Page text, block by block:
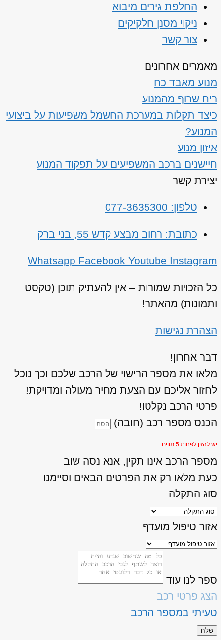
החלפת גירים מיבוא
ניקוי מסנן חלקיקים
צור קשר
מאמרים אחרונים
מנוע מאבד כח
ריח שרוף מהמנוע
כיצד תקלות במערכת החשמל משפיעות על ביצועי
המנוע?
איזון מנוע
חיישנים ברכב המשפיעים על תפקוד המנוע
יצירת קשר
טלפון: 077-3635300
כתובת: רחוב מבצע קדש 55, בני ברק
Whatsapp Facebook Youtube Instagram
כל הזכויות שמורות – אין להעתיק תוכן (טקסט
ותמונות) מהאתר!
הצהרת נגישות
דבר אחרון!
מלאו את מספר הרישוי של הרכב שלכם וכך נוכל
לחזור אליכם עם הצעת מחיר מעולה ומדויקת!
פרטי הרכב נקלטו!
הכנס מספר רכב (חובה)
יש להזין לפחות 5 תווים.
מספר הרכב אינו תקין, אנא נסה שוב
כעת מלאו רק את הפרטים הבאים וסיימנו
סוג התקלה
אזור טיפול מועדף
ספר לנו עוד
הצג פרטי רכב
טעיתי במספר הרכב
שלח